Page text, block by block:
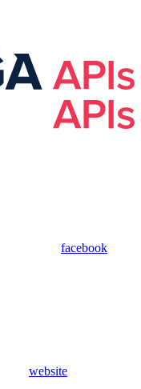
facebook
website